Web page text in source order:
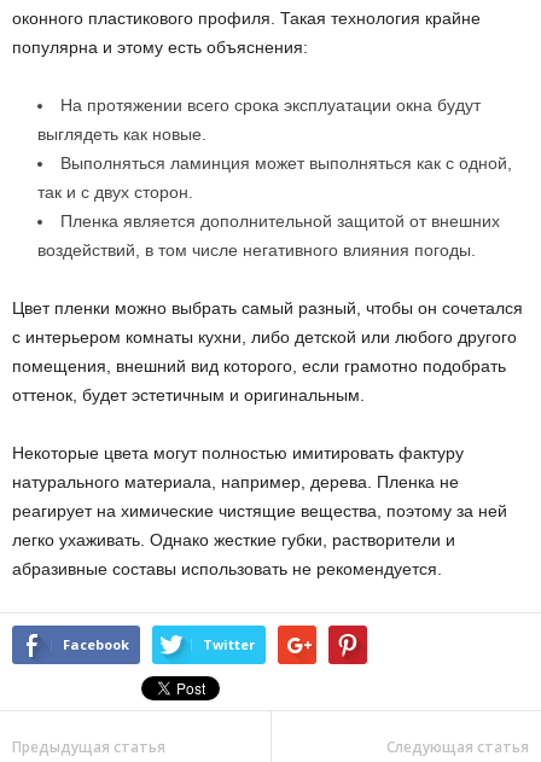
оконного пластикового профиля. Такая технология крайне
популярна и этому есть объяснения:
На протяжении всего срока эксплуатации окна будут
выглядеть как новые.
Выполняться ламинция может выполняться как с одной,
так и с двух сторон.
Пленка является дополнительной защитой от внешних
воздействий, в том числе негативного влияния погоды.
Цвет пленки можно выбрать самый разный, чтобы он сочетался
с интерьером комнаты кухни, либо детской или любого другого
помещения, внешний вид которого, если грамотно подобрать
оттенок, будет эстетичным и оригинальным.
Некоторые цвета могут полностью имитировать фактуру
натурального материала, например, дерева. Пленка не
реагирует на химические чистящие вещества, поэтому за ней
легко ухаживать. Однако жесткие губки, растворители и
абразивные составы использовать не рекомендуется.
Facebook Twitter
Предыдущая статья Следующая статья